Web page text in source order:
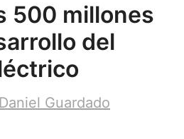
500 millones
del
Daniel Guardado